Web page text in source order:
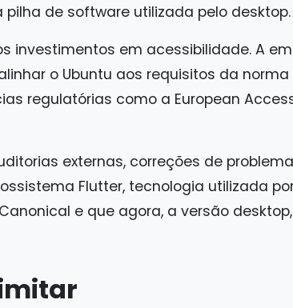
de software utilizada pelo desktop.
investimentos em acessibilidade. A
o Ubuntu aos requisitos da norma
regulatórias como a European
externas, correções de
Flutter, tecnologia utilizada
e que agora, a versão desktop,